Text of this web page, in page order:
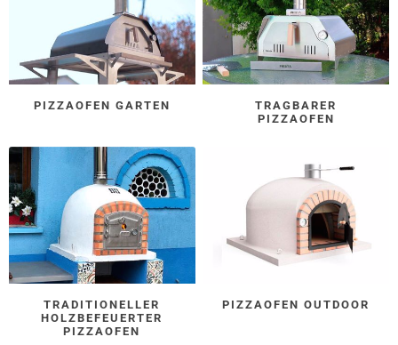
PIZZAOFEN GARTEN
TRAGBARER
PIZZAOFEN
TRADITIONELLER
HOLZBEFEUERTER
PIZZAOFEN
PIZZAOFEN OUTDOOR